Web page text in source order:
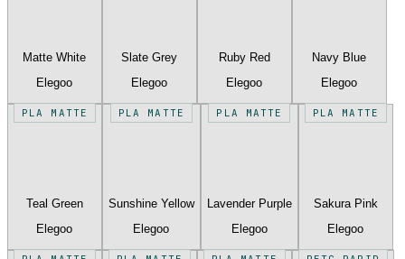
Matte White
Elegoo
Slate Grey
Elegoo
Ruby Red
Elegoo
Navy Blue
Elegoo
PLA MATTE
Teal Green
Elegoo
PLA MATTE
Sunshine Yellow
Elegoo
PLA MATTE
Lavender Purple
Elegoo
PLA MATTE
Sakura Pink
Elegoo